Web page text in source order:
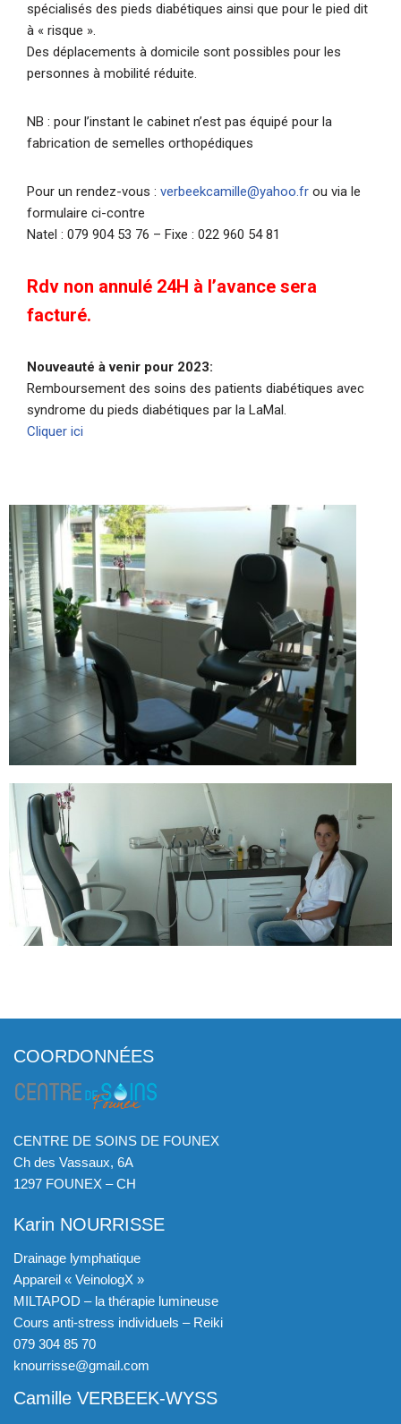
spécialisés des pieds diabétiques ainsi que pour le pied dit
à « risque ».
Des déplacements à domicile sont possibles pour les
personnes à mobilité réduite.
NB : pour l’instant le cabinet n’est pas équipé pour la
fabrication de semelles orthopédiques
Pour un rendez-vous : verbeekcamille@yahoo.fr ou via le
formulaire ci-contre
Natel : 079 904 53 76 – Fixe : 022 960 54 81
Rdv non annulé 24H à l’avance sera
facturé.
Nouveauté à venir pour 2023:
Remboursement des soins des patients diabétiques avec
syndrome du pieds diabétiques par la LaMal.
Cliquer ici
COORDONNÉES
CENTRE DE SOINS DE FOUNEX
Ch des Vassaux, 6A
1297 FOUNEX – CH
Karin NOURRISSE
Drainage lymphatique
Appareil « VeinologX »
MILTAPOD – la thérapie lumineuse
Cours anti-stress individuels – Reiki
079 304 85 70
knourrisse@gmail.com
Camille VERBEEK-WYSS